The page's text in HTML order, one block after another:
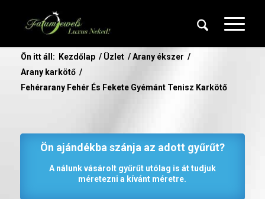
Ön itt áll: Kezdőlap / Üzlet / Arany ékszer /
Arany karkötő /
Fehérarany Fehér És Fekete Gyémánt Tenisz Karkötő
Ön ajándékba szánja az adott gyűrűt?
A nálunk vásárolt gyűrűt utólag is át tudjuk
méretezni a kívánt méretre.